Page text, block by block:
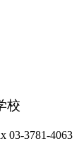
校
03-3781-